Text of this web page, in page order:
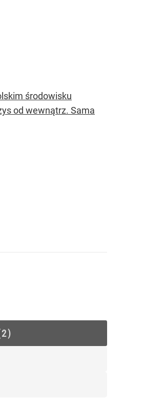
środowisku
od wewnątrz. Sama
2